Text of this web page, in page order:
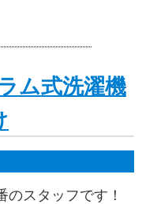
ム式洗濯機
スタッフです！